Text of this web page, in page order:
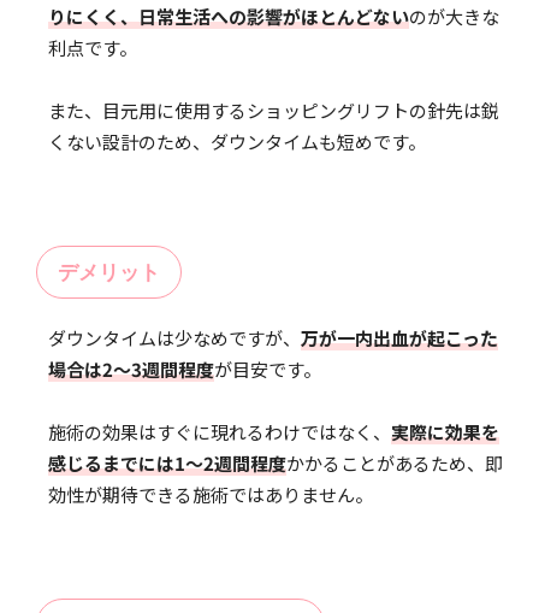
りにくく、日常生活への影響がほとんどないのが大きな
利点です。
また、目元用に使用するショッピングリフトの針先は鋭
くない設計のため、ダウンタイムも短めです。
デメリット
ダウンタイムは少なめですが、 万が一内出血が起こった
場合は2〜3週間程度が目安です。
施術の効果はすぐに現れるわけではなく、 実際に効果を
感じるまでには1〜2週間程度かかることがあるため、即
効性が期待できる施術ではありません。